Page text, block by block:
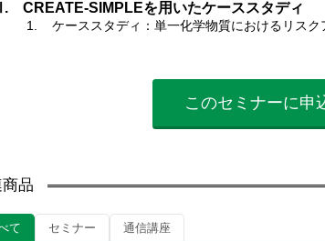
CREATE-SIMPLEを用いたケーススタディ
1. ケーススタディ：単一化学物質におけるリスク
このセミナーに申
品
て セミナー 通信講座